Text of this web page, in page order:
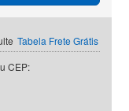
Tabela Frete Grátis
CEP: